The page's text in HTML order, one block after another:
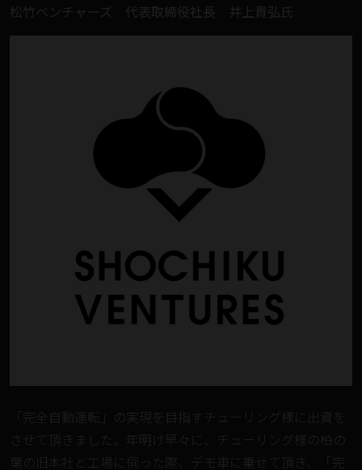
松竹ベンチャーズ 代表取締役社長 井上貴弘氏
「完全自動運転」の実現を目指すチューリング様に出資を
させて頂きました。年明け早々に、チューリング様の柏の
葉の旧本社と工場に伺った際、デモ車に乗せて頂き、「完